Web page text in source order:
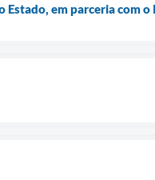
em parceria com